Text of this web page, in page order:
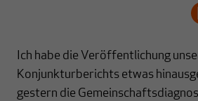
Ich habe die Veröffentlichung
Konjunkturberichts etwas
gestern die